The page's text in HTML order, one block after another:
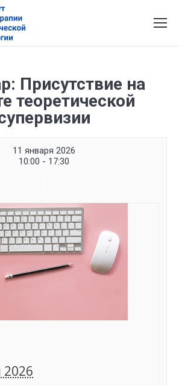
Присутствие на
теоретической
11 января 2026
10:00 - 17:30
2026